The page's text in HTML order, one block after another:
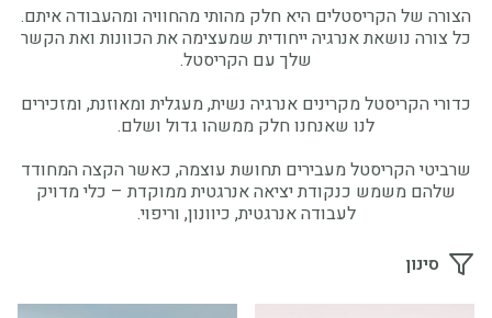
הצורה של הקריסטלים היא חלק מהותי מהחוויה ומהעבודה איתם.
כל צורה נושאת אנרגיה ייחודית שמעצימה את הכוונות ואת הקשר
שלך עם הקריסטל.
כדורי הקריסטל מקרינים אנרגיה נשית, מעגלית ומאוזנת, ומזכירים
לנו שאנחנו חלק ממשהו גדול ושלם.
שרביטי הקריסטל מעבירים תחושת עוצמה, כאשר הקצה המחודד
שלהם משמש כנקודת יציאה אנרגטית ממוקדת – כלי מדויק
לעבודה אנרגטית, כיוונון, וריפוי.
סינון